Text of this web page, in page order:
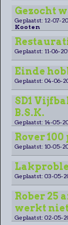
Gezocht
Geplaatst: 12-07-
Kooten
Geplaatst: 11-06-
Einde
Geplaatst: 04-06-
SD1
B.S.K.
Geplaatst: 14-05-
Rover
Geplaatst: 10-05-
Geplaatst: 03-05-
Rober 25
werkt
Geplaatst: 02-05-